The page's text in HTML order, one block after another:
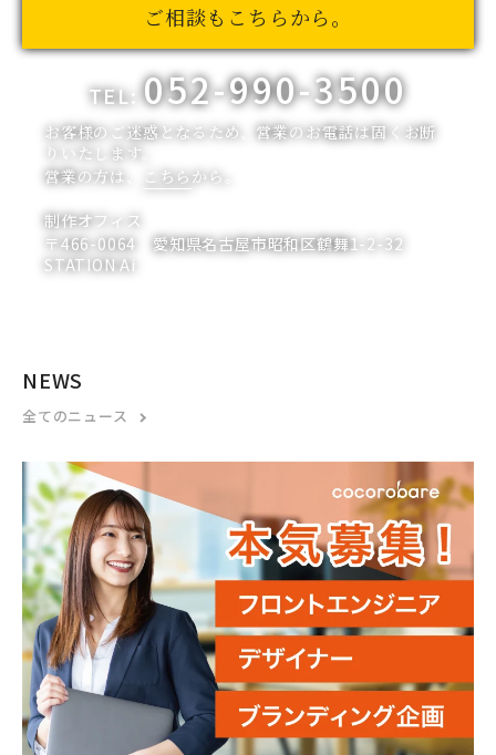
ご相談もこちらから。
TEL:052-990-3500
お客様のご迷惑となるため、営業のお電話は固くお断
りいたします。
営業の方は、
こちらから。
制作オフィス
〒466-0064 愛知県名古屋市昭和区鶴舞1-2-32
STATION Ai
NEWS
全てのニュース